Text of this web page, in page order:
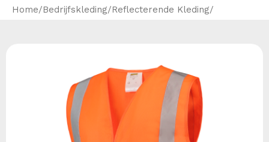
Home Bedrijfskleding Reflecterende Kleding